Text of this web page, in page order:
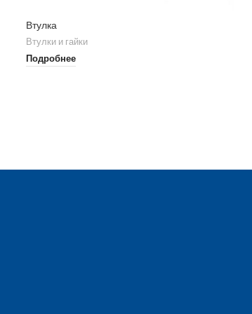
Втулка
Втулки и гайки
Подробнее